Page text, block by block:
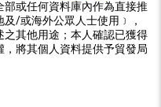
或任何資料庫內作為直接推
/或海外公眾人士使用﹞，
之其他用途；本人確認已獲得
將其個人資料提供予貿發局